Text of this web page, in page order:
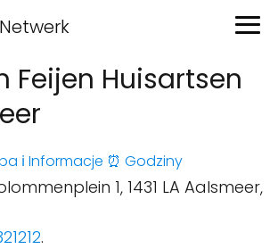
Feijen Huisartsen
ℹ️ Informacje ⏰ Godziny
1, 1431 LA Aalsmeer,
.